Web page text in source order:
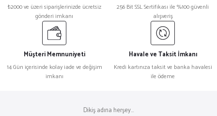
₺2000 ve üzeri siparişlerinizde ücretsiz
gönderi imkanı
256 Bit SSL Sertifikası ile %100 güvenli
alışveriş
Müşteri Memnuniyeti
14 Gün içerisinde kolay iade ve değişim
imkanı
Havale ve Taksit İmkanı
Kredi kartınıza taksit ve banka havalesi
ile ödeme
Dikiş adına herşey...